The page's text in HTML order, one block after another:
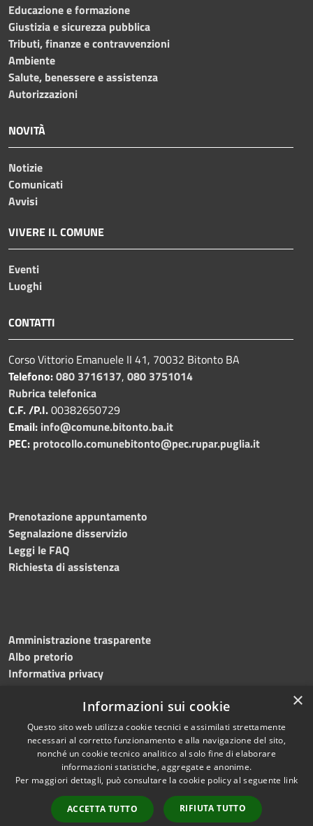
Educazione e formazione
Giustizia e sicurezza pubblica
Tributi, finanze e contravvenzioni
Ambiente
Salute, benessere e assistenza
Autorizzazioni
NOVITÀ
Notizie
Comunicati
Avvisi
VIVERE IL COMUNE
Eventi
Luoghi
CONTATTI
Corso Vittorio Emanuele II 41, 70032 Bitonto BA
Telefono:080 3716137, 080 3751014
Rubrica telefonica
C.F. /P.I.00382650729
Email: info@comune.bitonto.ba.it
PEC: protocollo.comunebitonto@pec.rupar.puglia.it
Prenotazione appuntamento
Segnalazione disservizio
Leggi le FAQ
Richiesta di assistenza
Amministrazione trasparente
Albo pretorio
Informativa privacy
Dichiarazione di accessibilità Meccanismo di feedback
RSS
Accessibilità
Copyright © 2026 • Comune di
Bitonto • Powered by
Municipium•
Accesso
×
Informazioni sui cookie
Questo sito web utilizza cookie tecnici e assimilati strettamente
necessari al corretto funzionamento e alla navigazione del sito,
nonché un cookie tecnico analitico al solo fine di elaborare
informazioni statistiche, aggregate e anonime.
Per maggiori dettagli, può consultare la cookie policy al seguente link
ACCETTA TUTTO RIFIUTA TUTTO